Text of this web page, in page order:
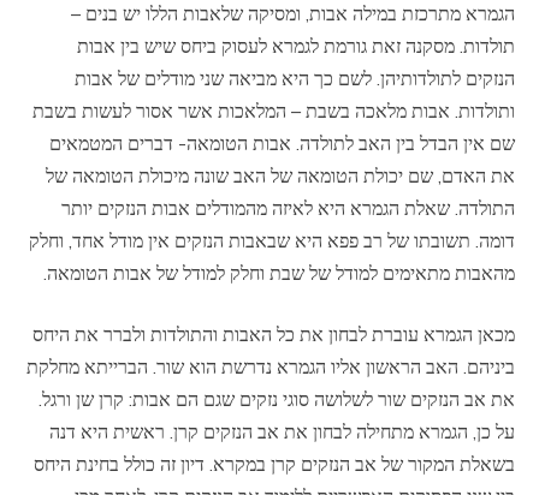
הגמרא מתרכזת במילה אבות, ומסיקה שלאבות הללו יש בנים –
תולדות. מסקנה זאת גורמת לגמרא לעסוק ביחס שיש בין אבות
הנזקים לתולדותיהן. לשם כך היא מביאה שני מודלים של אבות
ותולדות. אבות מלאכה בשבת – המלאכות אשר אסור לעשות בשבת
שם אין הבדל בין האב לתולדה. אבות הטומאה- דברים המטמאים
את האדם, שם יכולת הטומאה של האב שונה מיכולת הטומאה של
התולדה. שאלת הגמרא היא לאיזה מהמודלים אבות הנזקים יותר
דומה. תשובתו של רב פפא היא שבאבות הנזקים אין מודל אחד, וחלק
מהאבות מתאימים למודל של שבת וחלק למודל של אבות הטומאה.
מכאן הגמרא עוברת לבחון את כל האבות והתולדות ולברר את היחס
ביניהם. האב הראשון אליו הגמרא נדרשת הוא שור. הברייתא מחלקת
את אב הנזקים שור לשלושה סוגי נזקים שגם הם אבות: קרן שן ורגל.
על כן, הגמרא מתחילה לבחון את אב הנזקים קרן. ראשית היא דנה
בשאלת המקור של אב הנזקים קרן במקרא. דיון זה כולל בחינת היחס